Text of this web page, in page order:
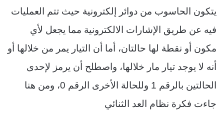
يتكون الحاسوب من دوائر إلكترونية حيث تتم العمليات
فيه عن طريق اﻹشارات الالكترونية مما يجعل ﻷي
مكون أو نقطة لها حالتان، أما أن التيار يمر من خلالها أو
أنه لا يوجد تيار مار خلالها، واصطلح أن يرمز لإحدى
الحالتين بالرقم 1 وللحالة الأخرى الرقم 0، ومن هنا
جاءت فكرة نظام العد الثنائي